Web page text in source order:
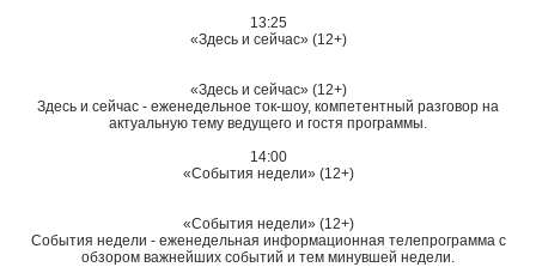
13:25
«Здесь и сейчас» (12+)
«Здесь и сейчас» (12+)
Здесь и сейчас - еженедельное ток-шоу, компетентный разговор на
актуальную тему ведущего и гостя программы.
14:00
«События недели» (12+)
«События недели» (12+)
События недели - еженедельная информационная телепрограмма с
обзором важнейших событий и тем минувшей недели.